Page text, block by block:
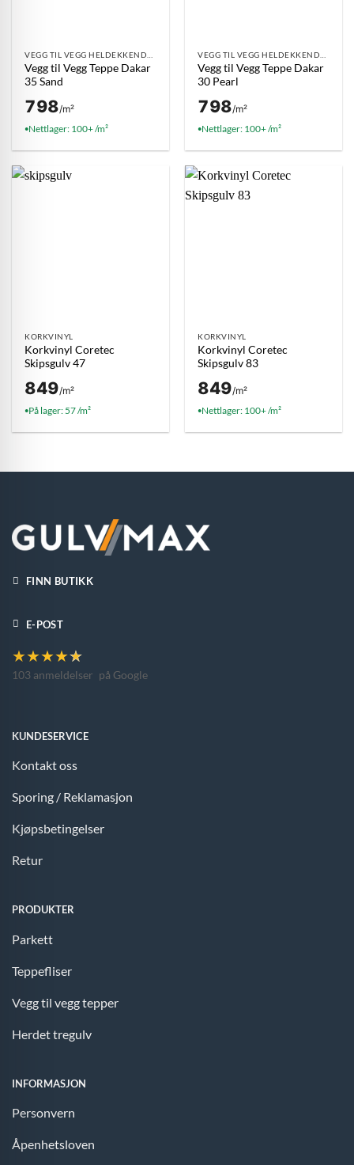
Vegg til Vegg Teppe Dakar
35 Sand
798/m²
●Nettlager: 100+ /m²
Vegg til Vegg Teppe Dakar
30 Pearl
798/m²
●Nettlager: 100+ /m²
KORKVINYL
Korkvinyl Coretec
Skipsgulv 47
849/m²
●På lager: 57 /m²
KORKVINYL
Korkvinyl Coretec
Skipsgulv 83
849/m²
●Nettlager: 100+ /m²
FINN BUTIKK
E-POST
★★★★★
103 anmeldelser på Google
KUNDESERVICE
Kontakt oss
Sporing / Reklamasjon
Kjøpsbetingelser
Retur
PRODUKTER
Parkett
Teppefliser
Vegg til vegg tepper
Herdet tregulv
INFORMASJON
Personvern
Åpenhetsloven